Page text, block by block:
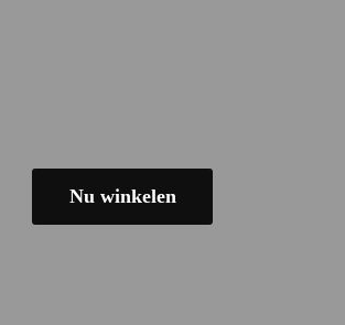
Nu winkelen